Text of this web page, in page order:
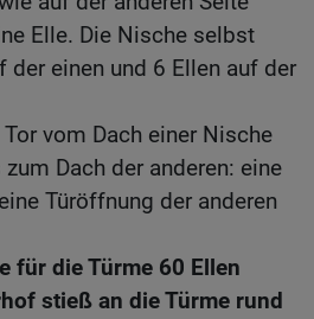
Elle. Die Nische selbst
der einen und 6 Ellen auf der
vom Dach einer Nische
Dach der anderen: eine
Türöffnung der anderen
für die Türme 60 Ellen
stieß an die Türme rund